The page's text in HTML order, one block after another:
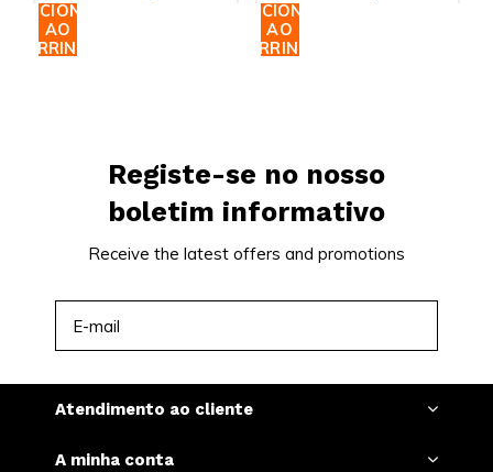
ADICIONAR
AO
CARRINHO
ADICIONAR
AO
CARRINHO
Registe-se no nosso
boletim informativo
Receive the latest offers and promotions
Atendimento ao cliente
A minha conta